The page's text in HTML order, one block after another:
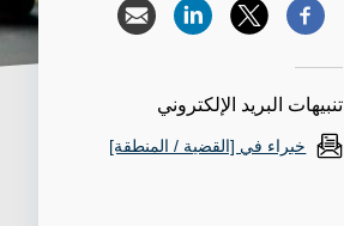
تنبيهات البريد الإلكتروني
خبراء في [القضية / المنطقة]